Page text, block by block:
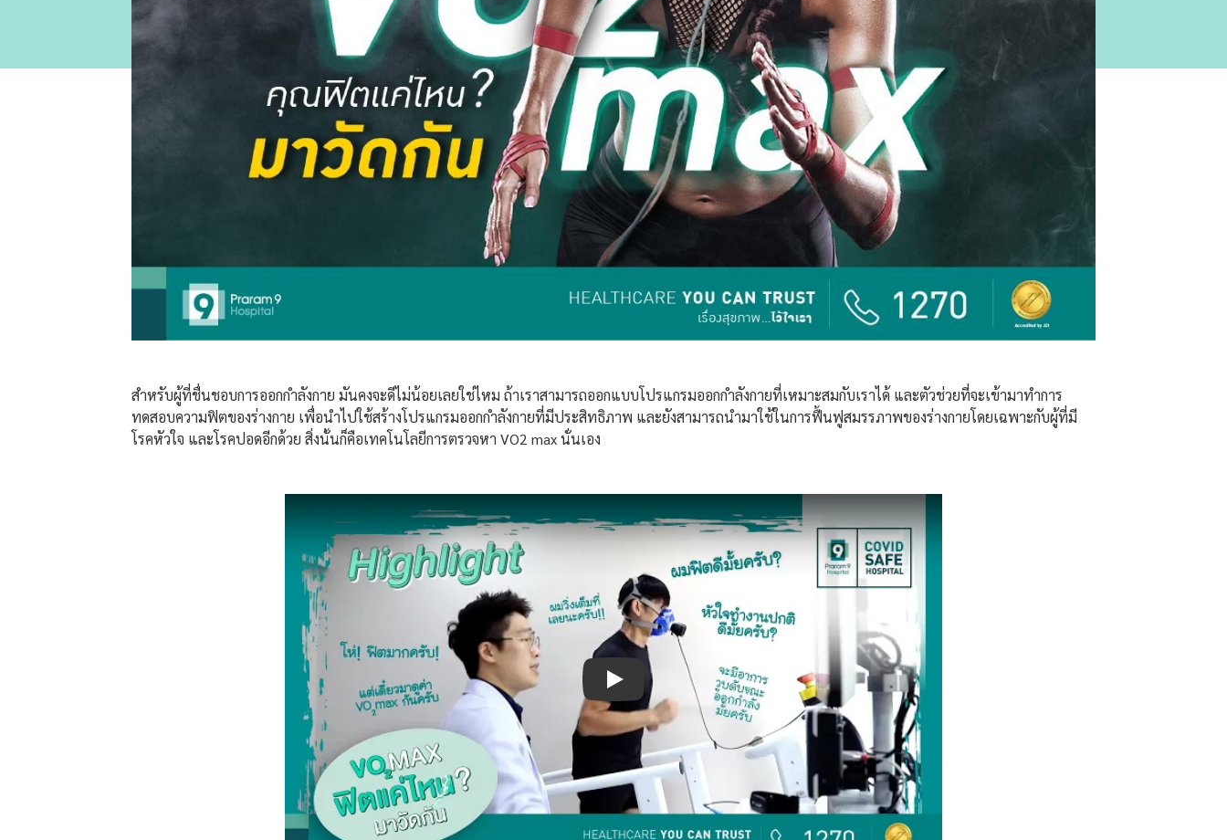
สำหรับผู้ที่ชื่นชอบการออกกำลังกาย มันคงจะดีไม่น้อยเลยใช่ไหม ถ้าเราสามารถออกแบบโปรแกรมออกกำลังกายที่เหมาะสมกับเราได้ และตัวช่วยที่จะเข้ามาทำการ
ทดสอบความฟิตของร่างกาย เพื่อนำไปใช้สร้างโปรแกรมออกกำลังกายที่มีประสิทธิภาพ และยังสามารถนำมาใช้ในการฟื้นฟูสมรรภาพของร่างกายโดยเฉพาะกับผู้ที่มี
โรคหัวใจ และโรคปอดอีกด้วย สิ่งนั้นก็คือเทคโนโลยีการตรวจหา VO2 max นั่นเอง
Play